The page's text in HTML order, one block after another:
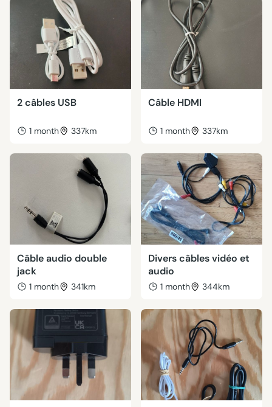
2 câbles USB
1 month 337km
Câble HDMI
1 month 337km
Câble audio double
jack
1 month 341km
Divers câbles vidéo et
audio
1 month 344km